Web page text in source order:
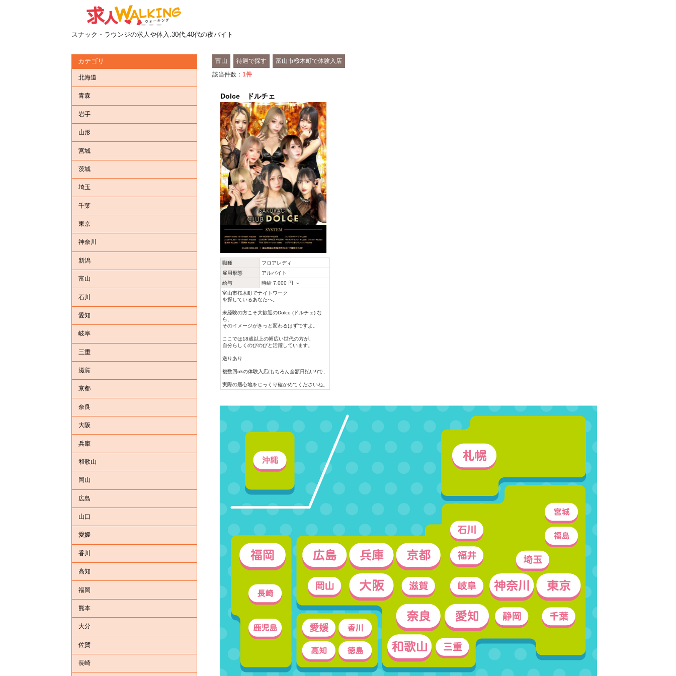
スナック・ラウンジの求人や体入.30代,40代の夜バイト
富山 待遇で探す
富山市桜木町で体験入店
該当件数： 1件
Dolce ドルチェ
職種
フロアレディ
雇用形態
アルバイト
給与
時給 7,000 円 ～
富山市桜木町でナイトワーク
を探しているあなたへ。
未経験の方こそ大歓迎のDolce (ドルチェ) な
ら、
そのイメージがきっと変わるはずですよ。
ここでは18歳以上の幅広い世代の方が、
自分らしくのびのびと活躍しています。
送りあり
複数回okの体験入店(もちろん全額日払い!)で、
実際の居心地をじっくり確かめてくださいね。
カテゴリ
北海道
青森
岩手
山形
宮城
茨城
埼玉
千葉
東京
神奈川
新潟
富山
石川
愛知
岐阜
三重
滋賀
京都
奈良
大阪
兵庫
和歌山
岡山
広島
山口
愛媛
香川
高知
福岡
熊本
大分
佐賀
長崎